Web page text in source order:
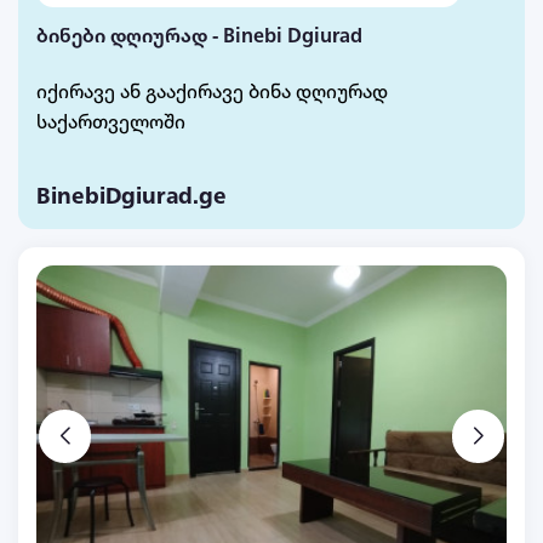
ბინები დღიურად - Binebi Dgiurad
იქირავე ან გააქირავე ბინა დღიურად
საქართველოში
BinebiDgiurad.ge